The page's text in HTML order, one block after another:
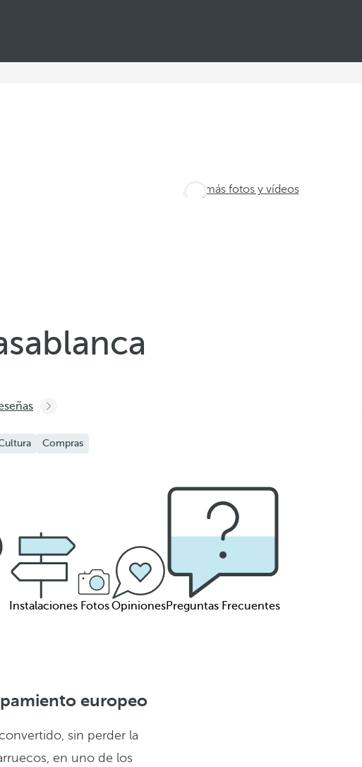
Ver más fotos y vídeos
Compras
Instalaciones FotosOpinionesPreguntas Frecuentes
europeo
sin perder la
en uno de los